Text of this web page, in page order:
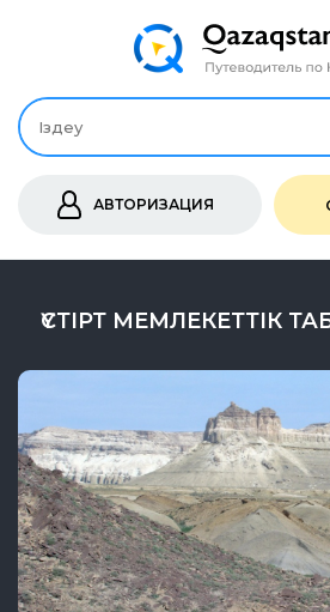
АВТОРИЗАЦИЯ
ҮСТІРТ МЕМЛЕКЕТТІК